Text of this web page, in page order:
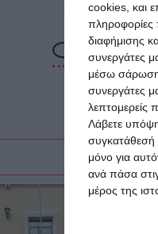
cookies, και
πληροφορίες
διαφήμισης
συνεργάτες
μέσω
συνεργάτες
λεπτομερείς
Λάβετε
συγκατάθεσή
μόνο για
ανά πάσα
μέρος της